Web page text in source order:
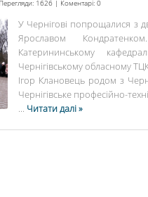
1626 | Коментарі: 0
У Чернігові попрощалися з
Ярославом
Катерининському
Чернігівському обласному
Ігор Клановець родом з
Чернігівське професійно-
... Читати далі »